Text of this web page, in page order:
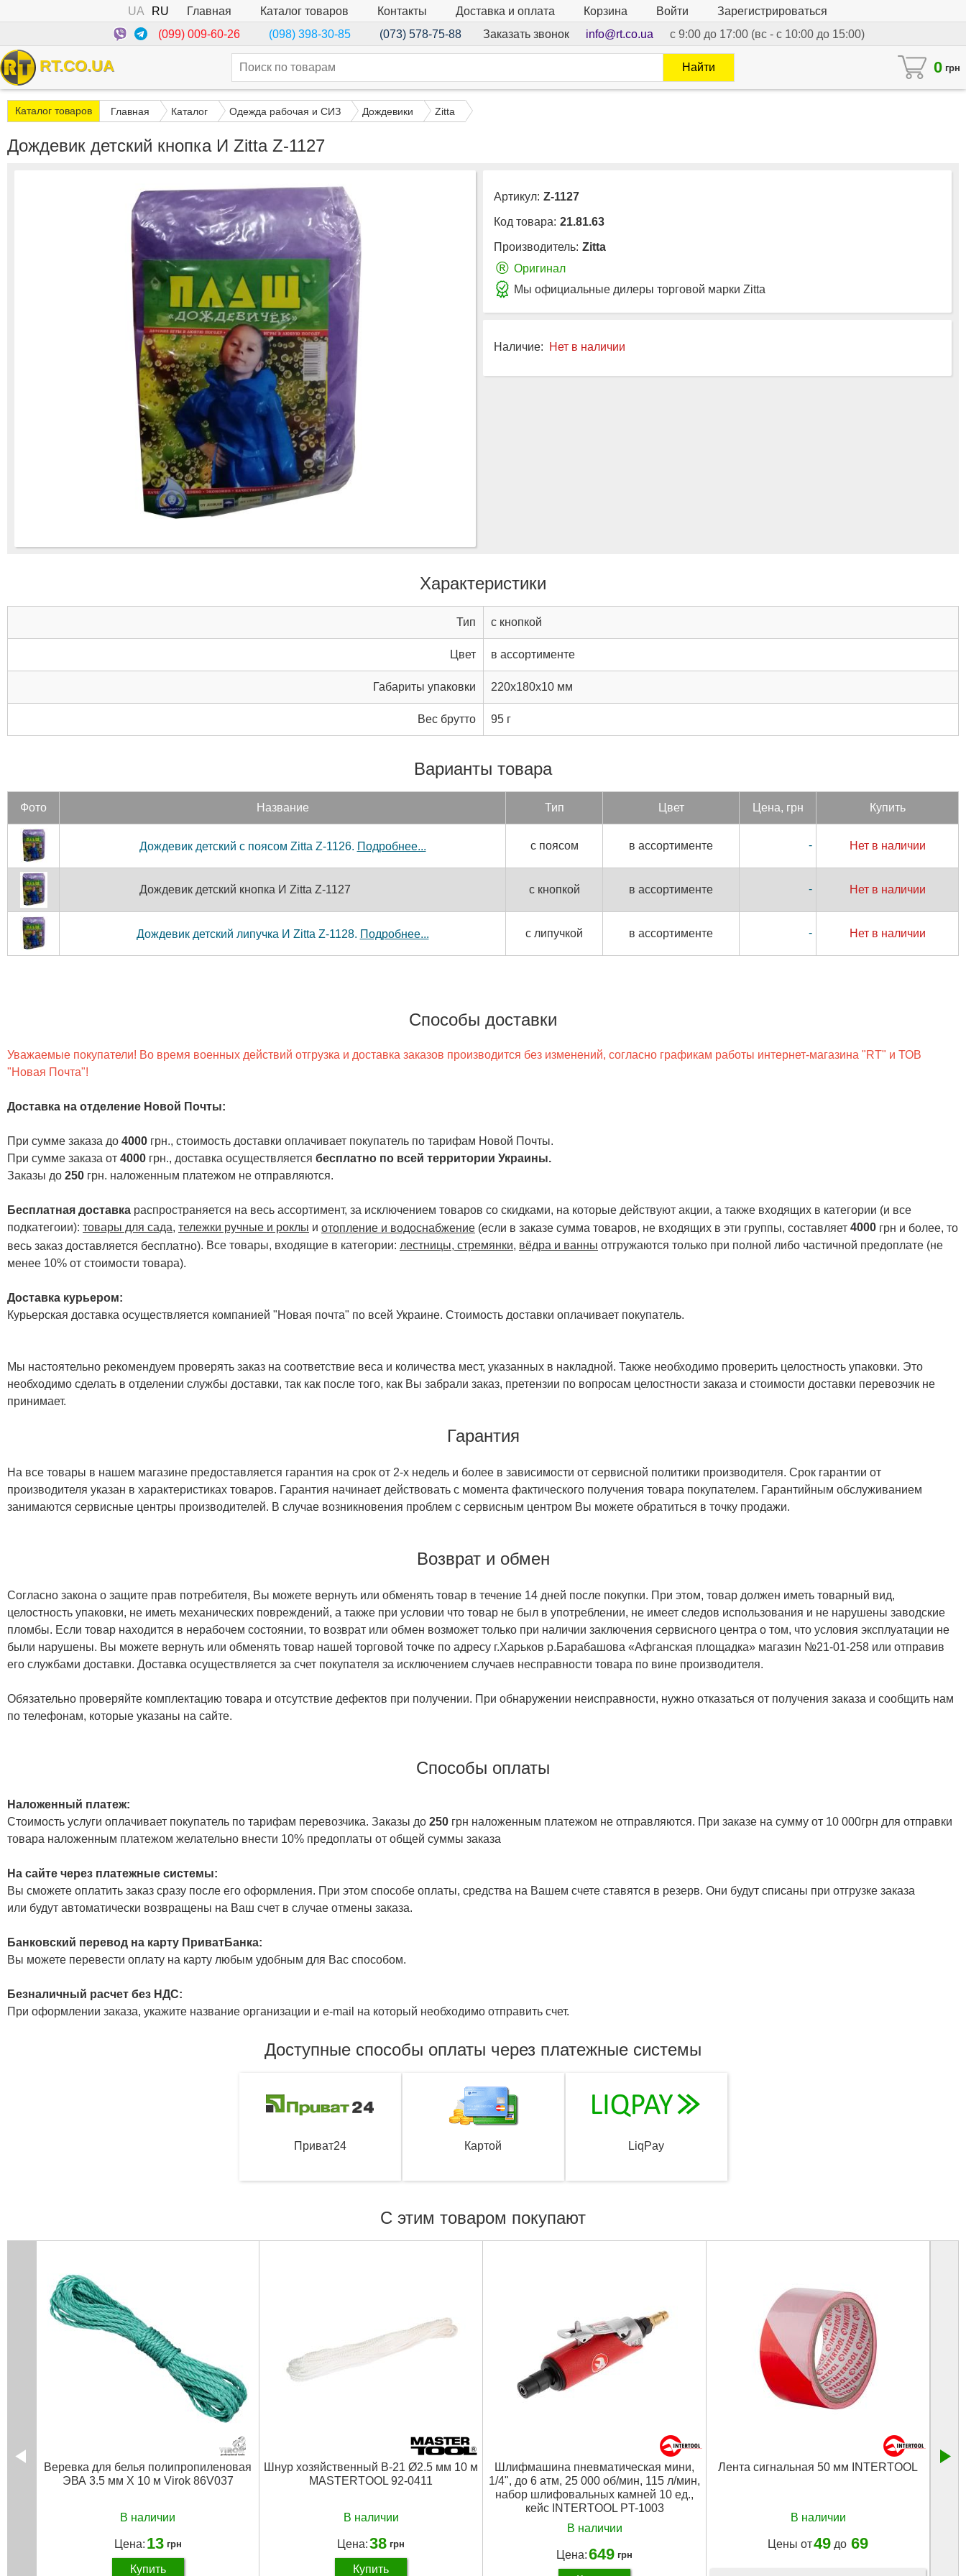
UA RU Главная Каталог товаров Контакты Доставка и оплата Корзина Войти
Зарегистрироваться
(099) 009-60-26
(098) 398-30-85 (073) 578-75-88 Заказать звонок info@rt.co.ua с 9:00 до 17:00 (вс - с 10:00 до 15:00)
RT.CO.UA 0 грн
Найти
Каталог товаров Главная Каталог Одежда рабочая и СИЗ Дождевики Zitta
Дождевик детский кнопка И Zitta Z-1127
Артикул: Z-1127
Код товара: 21.81.63
Производитель: Zitta
® Оригинал
Мы официальные дилеры торговой марки Zitta
Наличие: Нет в наличии
Характеристики
Тип с кнопкой
Цвет в ассортименте
Габариты упаковки 220x180x10 мм
Вес брутто 95 г
Варианты товара
Фото Название Тип Цвет Цена, грн Купить
Дождевик детский с поясом Zitta Z-1126. Подробнее... с поясом в ассортименте - Нет в наличии
Дождевик детский кнопка И Zitta Z-1127 с кнопкой в ассортименте - Нет в наличии
Дождевик детский липучка И Zitta Z-1128. Подробнее... с липучкой в ассортименте - Нет в наличии
Способы доставки
Уважаемые покупатели! Во время военных действий отгрузка и доставка заказов производится без изменений, согласно графикам работы интернет-магазина "RT" и ТОВ
"Новая Почта"!
Доставка на отделение Новой Почты:
При сумме заказа до 4000 грн., стоимость доставки оплачивает покупатель по тарифам Новой Почты.
При сумме заказа от 4000 грн., доставка осуществляется бесплатно по всей территории Украины.
Заказы до 250 грн. наложенным платежом не отправляются.
Бесплатная доставка распространяется на весь ассортимент, за исключением товаров со скидками, на которые действуют акции, а также входящих в категории (и все
подкатегоии): товары для сада, тележки ручные и роклы и отопление и водоснабжение (если в заказе сумма товаров, не входящих в эти группы, составляет 4000 грн и более, то
весь заказ доставляется бесплатно). Все товары, входящие в категории: лестницы, стремянки, вёдра и ванны отгружаются только при полной либо частичной предоплате (не
менее 10% от стоимости товара).
Доставка курьером:
Курьерская доставка осуществляется компанией "Новая почта" по всей Украине. Стоимость доставки оплачивает покупатель.
Мы настоятельно рекомендуем проверять заказ на соответствие веса и количества мест, указанных в накладной. Также необходимо проверить целостность упаковки. Это
необходимо сделать в отделении службы доставки, так как после того, как Вы забрали заказ, претензии по вопросам целостности заказа и стоимости доставки перевозчик не
принимает.
Гарантия
На все товары в нашем магазине предоставляется гарантия на срок от 2-х недель и более в зависимости от сервисной политики производителя. Срок гарантии от
производителя указан в характеристиках товаров. Гарантия начинает действовать с момента фактического получения товара покупателем. Гарантийным обслуживанием
занимаются сервисные центры производителей. В случае возникновения проблем с сервисным центром Вы можете обратиться в точку продажи.
Возврат и обмен
Согласно закона о защите прав потребителя, Вы можете вернуть или обменять товар в течение 14 дней после покупки. При этом, товар должен иметь товарный вид,
целостность упаковки, не иметь механических повреждений, а также при условии что товар не был в употреблении, не имеет следов использования и не нарушены заводские
пломбы. Если товар находится в нерабочем состоянии, то возврат или обмен возможет только при наличии заключения сервисного центра о том, что условия эксплуатации не
были нарушены. Вы можете вернуть или обменять товар нашей торговой точке по адресу г.Харьков р.Барабашова «Афганская площадка» магазин №21-01-258 или отправив
его службами доставки. Доставка осуществляется за счет покупателя за исключением случаев несправности товара по вине производителя.
Обязательно проверяйте комплектацию товара и отсутствие дефектов при получении. При обнаружении неисправности, нужно отказаться от получения заказа и сообщить нам
по телефонам, которые указаны на сайте.
Способы оплаты
Наложенный платеж:
Стоимость услуги оплачивает покупатель по тарифам перевозчика. Заказы до 250 грн наложенным платежом не отправляются. При заказе на сумму от 10 000грн для отправки
товара наложенным платежом желательно внести 10% предоплаты от общей суммы заказа
На сайте через платежные системы:
Вы сможете оплатить заказ сразу после его оформления. При этом способе оплаты, средства на Вашем счете ставятся в резерв. Они будут списаны при отгрузке заказа
или будут автоматически возвращены на Ваш счет в случае отмены заказа.
Банковский перевод на карту ПриватБанка:
Вы можете перевести оплату на карту любым удобным для Вас способом.
Безналичный расчет без НДС:
При оформлении заказа, укажите название организации и e-mail на который необходимо отправить счет.
Доступные способы оплаты через платежные системы
Приват24 Картой LiqPay
С этим товаром покупают
Веревка для белья полипропиленовая
ЭВА 3.5 мм X 10 м Virok 86V037
В наличии
Цена: 13 грн
Купить
Шнур хозяйственный В-21 Ø2.5 мм 10 м
MASTERTOOL 92-0411
В наличии
Цена:38 грн
Купить
Шлифмашина пневматическая мини,
1/4", до 6 атм, 25 000 об/мин, 115 л/мин,
набор шлифовальных камней 10 ед.,
кейс INTERTOOL PT-1003
В наличии
Цена:649 грн
Лента сигнальная 50 мм INTERTOOL
В наличии
Цены от49 до 69